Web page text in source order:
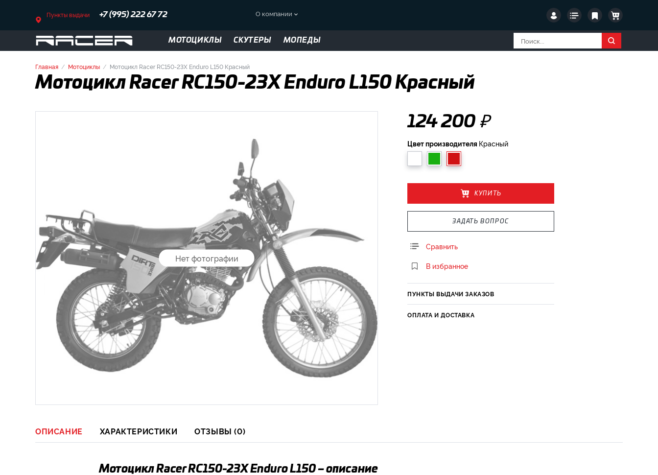
Пункты выдачи +7 (995) 222 67 72 О компании
МОТОЦИКЛЫ СКУТЕРЫ МОПЕДЫ
Главная Мотоциклы Мотоцикл Racer RC150-23X Enduro L150 Красный
Мотоцикл Racer RC150-23X Enduro L150 Красный
Нет фотографии
124 200 ₽
Цвет производителя Красный
КУПИТЬ
ЗАДАТЬ ВОПРОС
Сравнить
В избранное
ПУНКТЫ ВЫДАЧИ ЗАКАЗОВ
ОПЛАТА И ДОСТАВКА
ОПИСАНИЕ ХАРАКТЕРИСТИКИ ОТЗЫВЫ (0)
Мотоцикл Racer RC150-23X Enduro L150 – описание